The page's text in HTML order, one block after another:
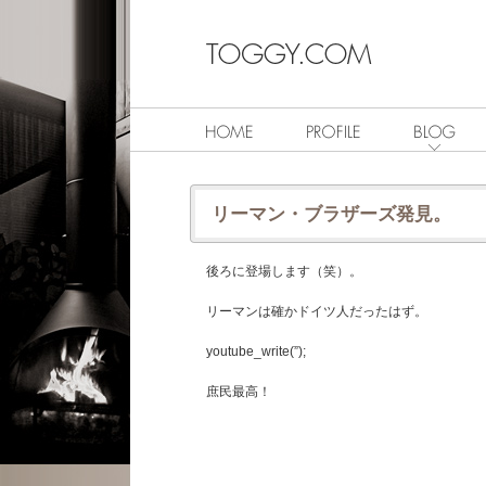
リーマン・ブラザーズ発見。
後ろに登場します（笑）。
リーマンは確かドイツ人だったはず。
youtube_write(”);
庶民最高！